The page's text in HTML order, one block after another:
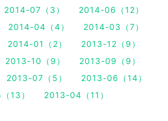
2014-07（3）
2014-06（12）
2014-04（4）
2014-03（7）
2014-01（2）
2013-12（9）
2013-10（9）
2013-09（9）
2013-07（5）
2013-06（14）
13）
2013-04（11）